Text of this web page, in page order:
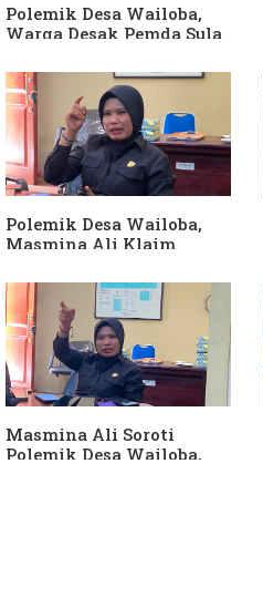
Polemik Desa Wailoba,
Warga Desak Pemda Sula
APH Usut Dugaan
Penyimpangan Dana Desa
Polemik Desa Wailoba,
Masmina Ali Klaim
Keterlibatan Ketua PKB
Sula
Masmina Ali Soroti
Polemik Desa Wailoba,